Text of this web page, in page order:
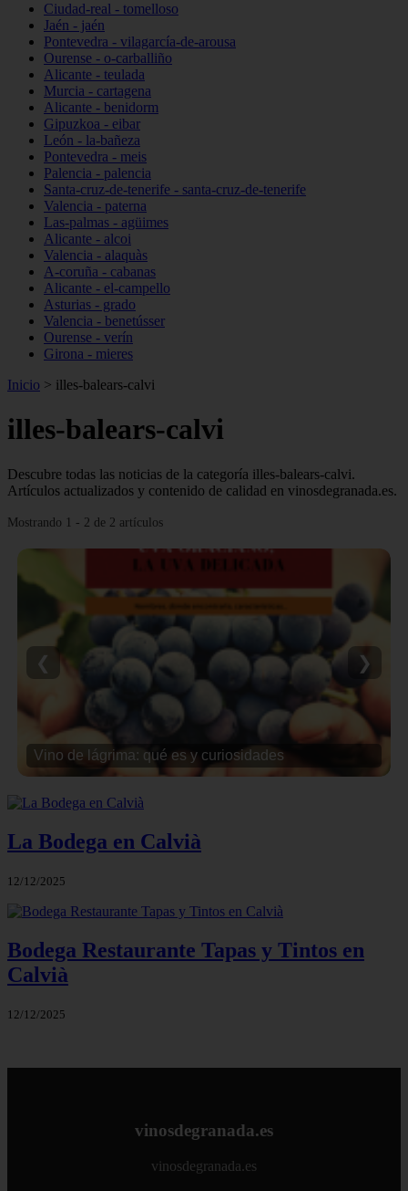
Ciudad-real - tomelloso
Jaén - jaén
Pontevedra - vilagarcía-de-arousa
Ourense - o-carballiño
Alicante - teulada
Murcia - cartagena
Alicante - benidorm
Gipuzkoa - eibar
León - la-bañeza
Pontevedra - meis
Palencia - palencia
Santa-cruz-de-tenerife - santa-cruz-de-tenerife
Valencia - paterna
Las-palmas - agüimes
Alicante - alcoi
Valencia - alaquàs
A-coruña - cabanas
Alicante - el-campello
Asturias - grado
Valencia - benetússer
Ourense - verín
Girona - mieres
Inicio > illes-balears-calvi
illes-balears-calvi
Descubre todas las noticias de la categoría illes-balears-calvi.
Artículos actualizados y contenido de calidad en vinosdegranada.es.
Mostrando 1 - 2 de 2 artículos
Vino de lágrima: qué es y curiosidades
❮ ❯
La Bodega en Calvià
12/12/2025
Bodega Restaurante Tapas y Tintos en
Calvià
12/12/2025
vinosdegranada.es
vinosdegranada.es